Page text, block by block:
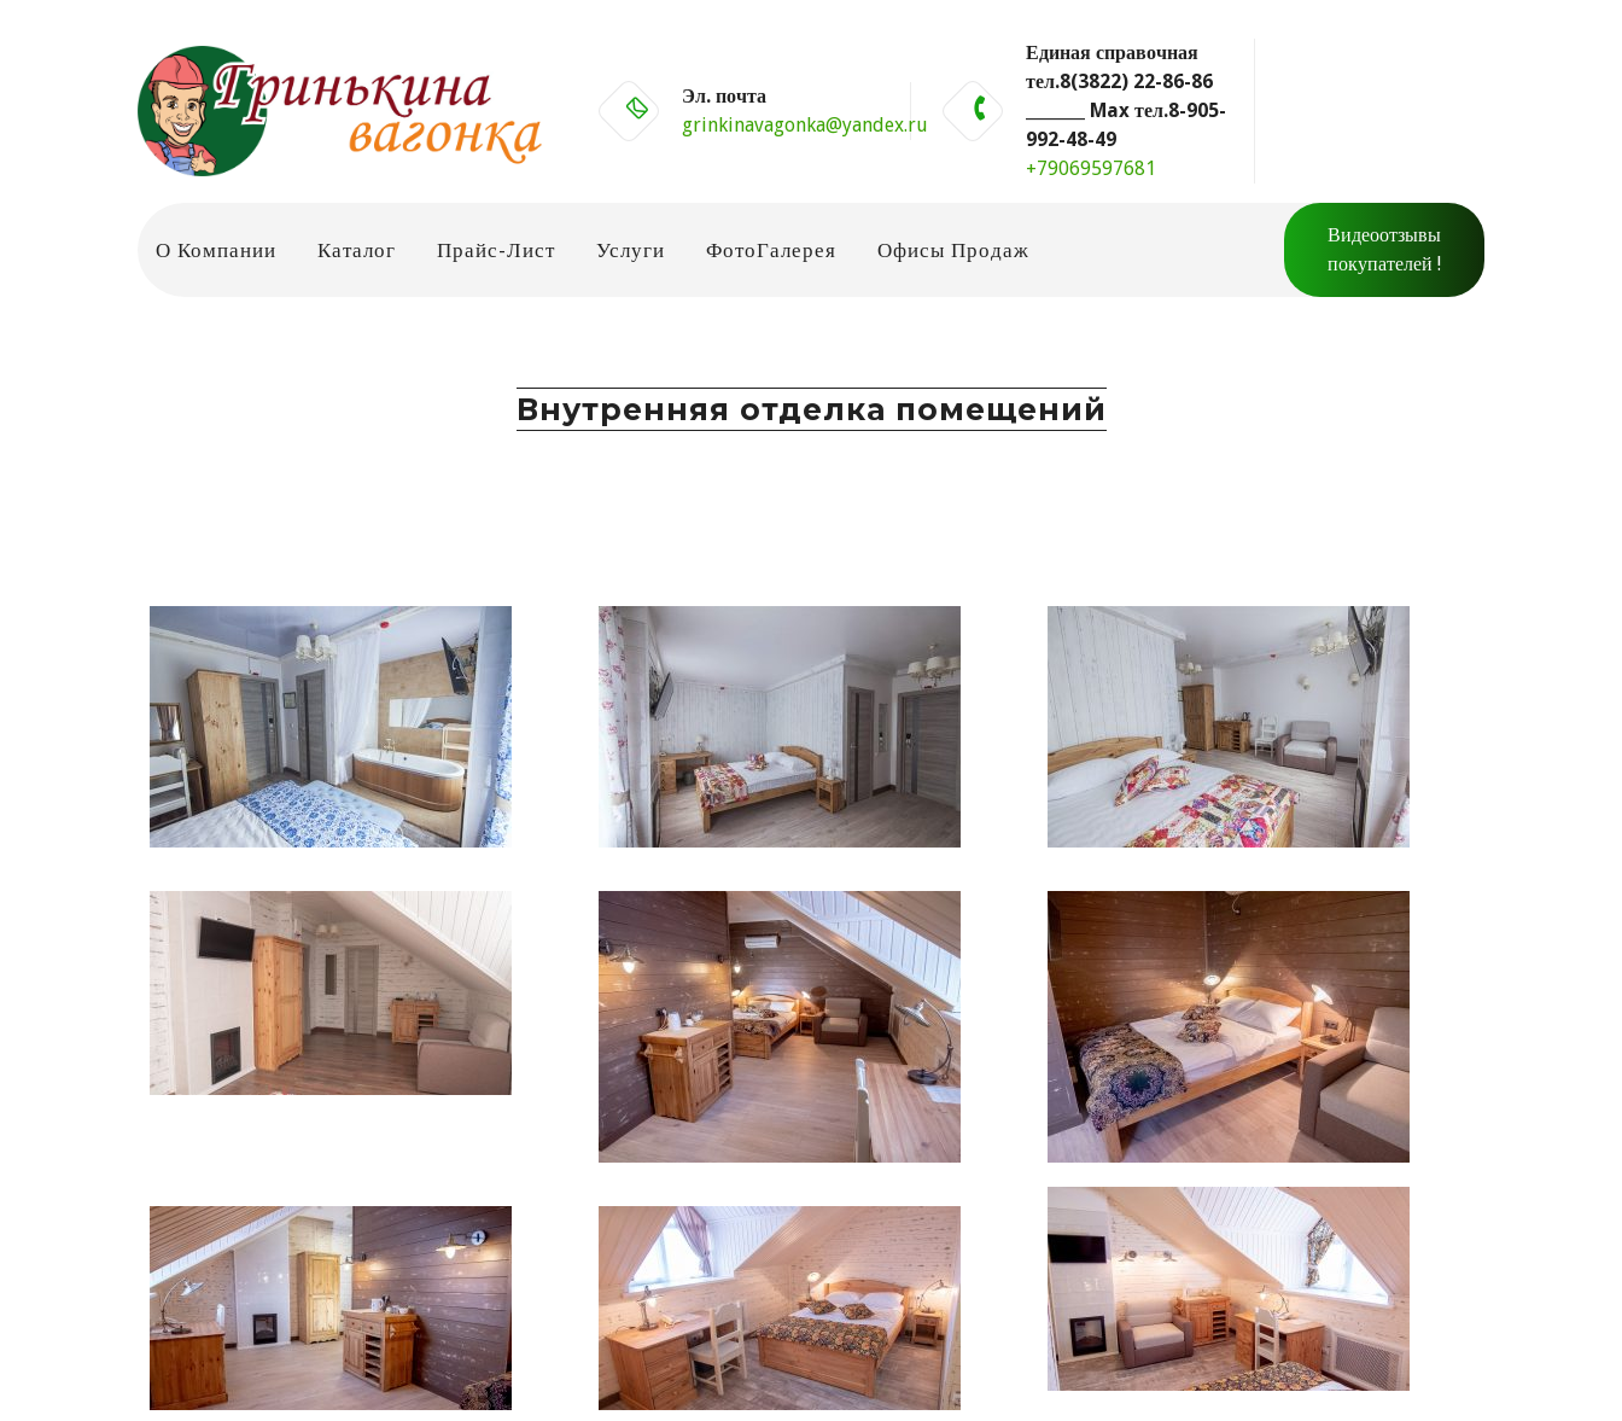
Эл. почта
grinkinavagonka@yandex.ru
Единая справочная
тел.8(3822) 22-86-86
_______ Max тел.8-905-
992-48-49
+79069597681
О Компании Каталог Прайс-Лист Услуги ФотоГалерея Офисы Продаж
Видеоотзывы
покупателей !
Внутренняя отделка помещений